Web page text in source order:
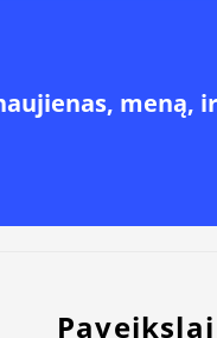
meną,
Paveikslai